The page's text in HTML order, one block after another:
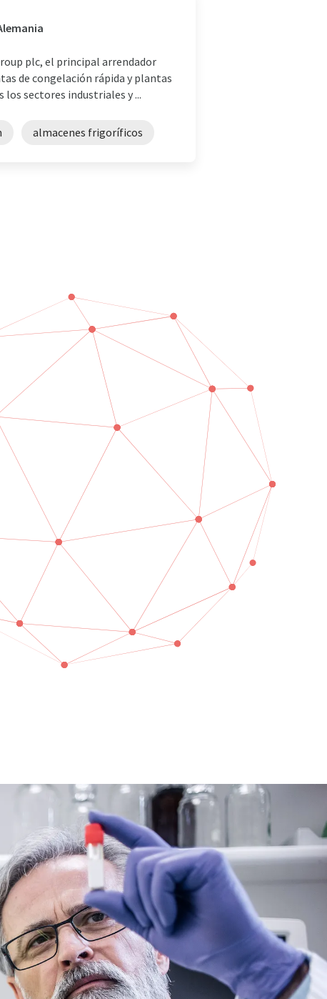
plc, el principal arrendador
de congelación rápida y plantas
los sectores industriales y ...
almacenes frigoríficos